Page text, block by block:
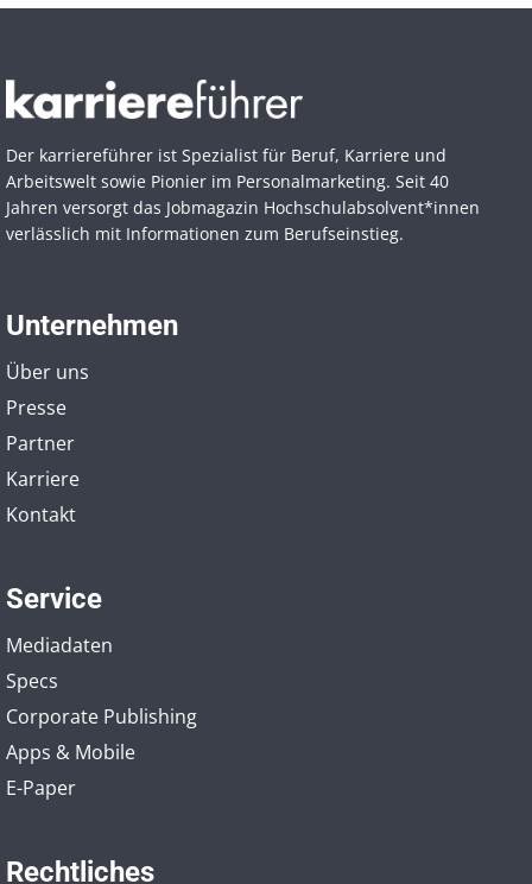
Der karriereführer ist Spezialist für Beruf, Karriere und
Arbeitswelt sowie Pionier im Personal­marketing. Seit 40
Jahren versorgt das Jobmagazin Hochschul­absolvent*innen
verlässlich mit Informationen zum Berufseinstieg.
Unternehmen
Über uns
Presse
Partner
Karriere
Kontakt
Service
Mediadaten
Specs
Corporate Publishing
Apps & Mobile
E-Paper
Rechtliches